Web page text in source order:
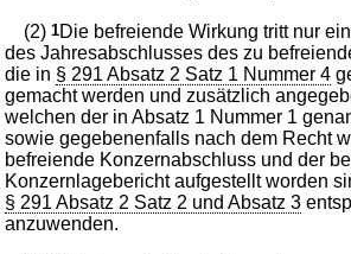
(2)1Die befreiende Wirkung tritt nur
des Jahresabschlusses des zu
die in § 291 Absatz 2 Satz 1 Nummer 4
gemacht werden und zusätzlich
welchen der in Absatz 1 Nummer 1
sowie gegebenenfalls nach dem Recht
befreiende Konzernabschluss und der
Konzernlagebericht aufgestellt worden
§ 291 Absatz 2 Satz 2 und Absatz 3
anzuwenden.